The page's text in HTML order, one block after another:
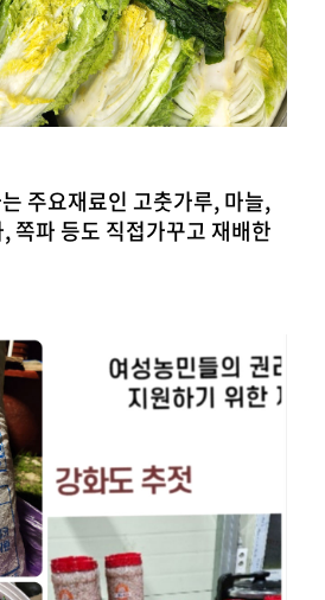
주요재료인 고춧가루, 마늘,
쪽파 등도 직접가꾸고 재배한